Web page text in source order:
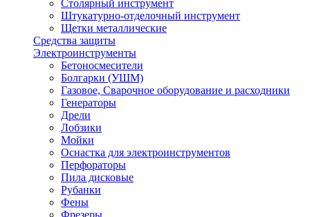
Столярный инструмент
Штукатурно-отделочный инструмент
Щетки металлические
Средства защиты
Электроинструменты
Бетоносмесители
Болгарки (УШМ)
Газовое, Сварочное оборудование и расходники
Генераторы
Дрели
Лобзики
Мойки
Оснастка для электроинструментов
Перфораторы
Пила дисковые
Рубанки
Фены
Фрезеры